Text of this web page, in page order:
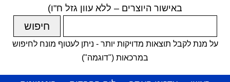
באישור היוצרים – ללא עוון גזל ח"ו)
על מנת לקבל תוצאות מדויקות יותר - ניתן לעטוף מונח לחיפוש
במרכאות ("דוגמה")